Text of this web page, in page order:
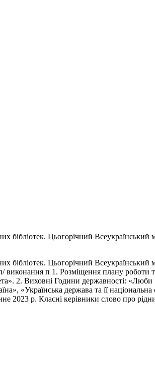
Цьогорічний Всеукраїнський
Цьогорічний Всеукраїнський
п 1. Розміщення плану роботи
2. Виховні Години державності:
«Українська держава та її
2023 р. Класні керівники слово про